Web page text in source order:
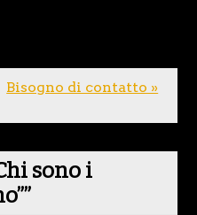
Bisogno di contatto »
sono i
”